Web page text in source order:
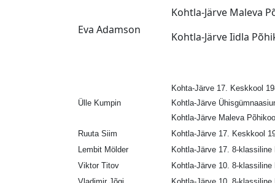
Eva Adamson
Kohtla-Järve Maleva
Kohtla-Järve Iidla
Ülle Kumpin
Kohta-Järve 17. Keskkool
Kohtla-Järve
Kohtla-Järve Maleva
Ruuta Siim
Kohtla-Järve 17. Keskkool
Lembit Mölder
Kohtla-Järve 17. 8-klassiline
Viktor Titov
Kohtla-Järve 10. 8-klassiline